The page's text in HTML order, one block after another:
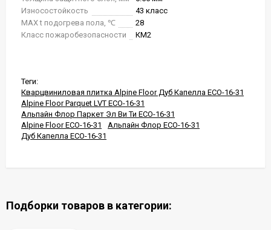
Износостойкость
43 класс
MAX t подогрева пола, ℃
28
Класс пожаробезопасности
КМ2
Теги:
Кварцвиниловая плитка Alpine Floor Дуб Капелла ECO-16-31
Alpine Floor Parquet LVT ECO-16-31
Альпайн Флор Паркет Эл Ви Ти ECO-16-31
Alpine Floor ECO-16-31
Альпайн Флор ECO-16-31
Дуб Капелла ECO-16-31
Подборки товаров в категории: